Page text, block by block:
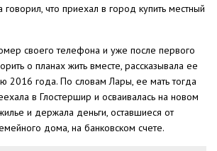
что приехал в город купить местный
своего телефона и уже после первого
о планах жить вместе, рассказывала ее
2016 года. По словам Лары, ее мать тогда
в Глостершир и осваивалась на новом
и держала деньги, оставшиеся от
дома, на банковском счете.